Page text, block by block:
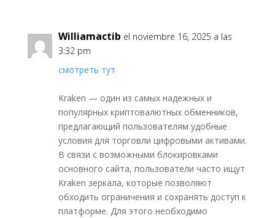
Williamactib el noviembre 16, 2025 a las
3:32 pm
смотреть тут
Kraken — один из самых надежных и
популярных криптовалютных обменников,
предлагающий пользователям удобные
условия для торговли цифровыми активами.
В связи с возможными блокировками
основного сайта, пользователи часто ищут
Kraken зеркала, которые позволяют
обходить ограничения и сохранять доступ к
платформе. Для этого необходимо